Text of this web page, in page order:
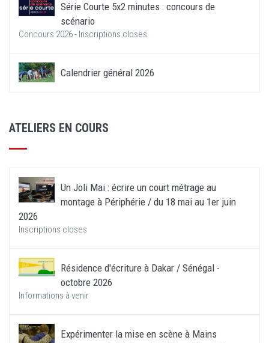
Série Courte 5x2 minutes : concours de
scénario
Concours 2026 - Inscriptions closes
Calendrier général 2026
ATELIERS EN COURS
Un Joli Mai : écrire un court métrage au
montage à Périphérie / du 18 mai au 1er juin
2026
Inscriptions closes
Résidence d'écriture à Dakar / Sénégal -
octobre 2026
Informations à venir
Expérimenter la mise en scène à Mains